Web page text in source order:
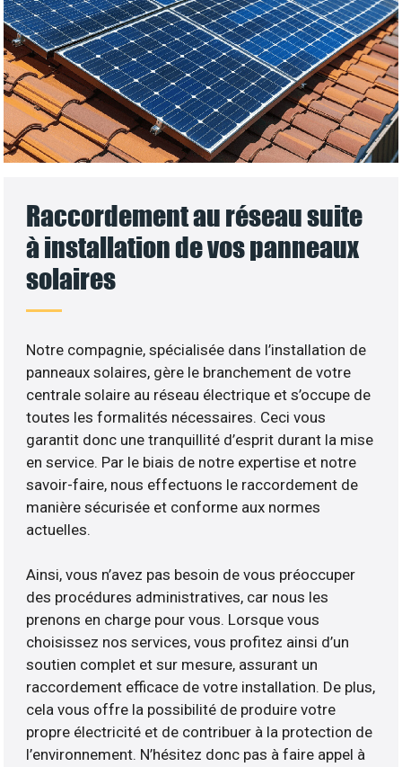
Raccordement au réseau suite
à installation de vos panneaux
solaires
Notre compagnie, spécialisée dans l’installation de
panneaux solaires, gère le branchement de votre
centrale solaire au réseau électrique et s’occupe de
toutes les formalités nécessaires. Ceci vous
garantit donc une tranquillité d’esprit durant la mise
en service. Par le biais de notre expertise et notre
savoir-faire, nous effectuons le raccordement de
manière sécurisée et conforme aux normes
actuelles.
Ainsi, vous n’avez pas besoin de vous préoccuper
des procédures administratives, car nous les
prenons en charge pour vous. Lorsque vous
choisissez nos services, vous profitez ainsi d’un
soutien complet et sur mesure, assurant un
raccordement efficace de votre installation. De plus,
cela vous offre la possibilité de produire votre
propre électricité et de contribuer à la protection de
l’environnement. N’hésitez donc pas à faire appel à